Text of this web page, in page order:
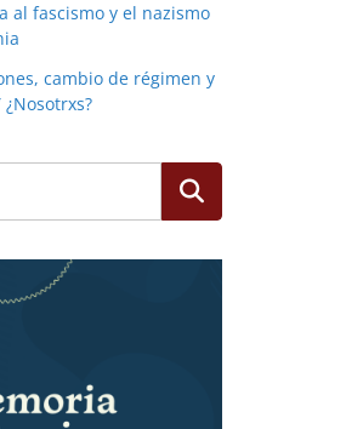
al fascismo y el nazismo
cambio de régimen y